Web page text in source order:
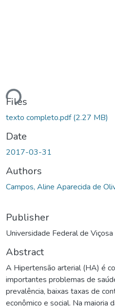
Loading...
Files
texto completo.pdf(2.27 MB)
Date
2017-03-31
Authors
Campos, Aline Aparecida de
Publisher
Universidade Federal de Viçosa
Abstract
A Hipertensão arterial (HA) é
importantes problemas de
prevalência, baixas taxas de
econômico e social. Na maioria